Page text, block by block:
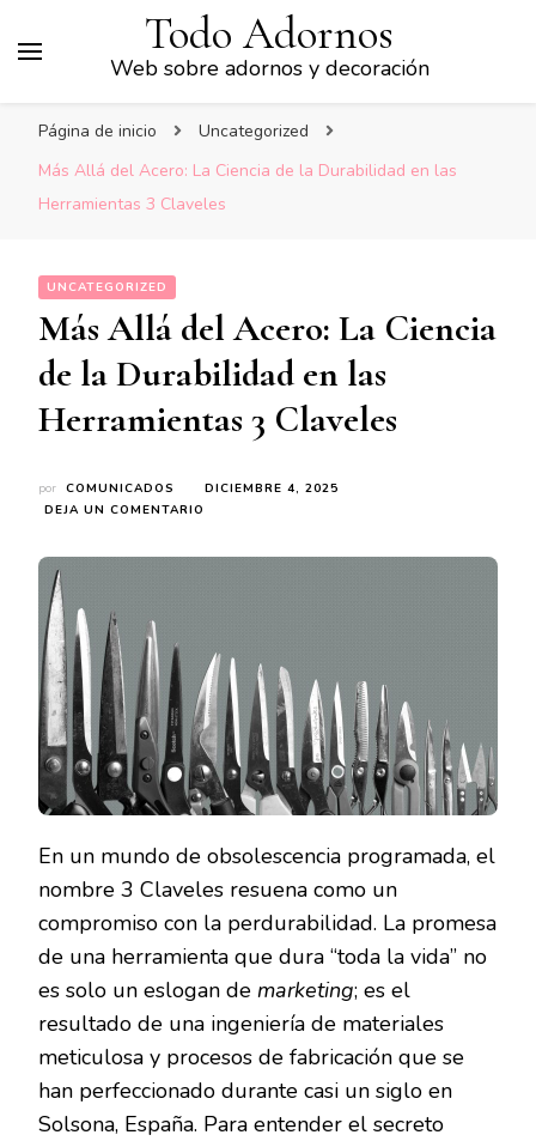
Todo Adornos
Web sobre adornos y decoración
Página de inicio
Uncategorized
Más Allá del Acero: La Ciencia de la Durabilidad en las
Herramientas 3 Claveles
UNCATEGORIZED
Más Allá del Acero: La Ciencia
de la Durabilidad en las
Herramientas 3 Claveles
por COMUNICADOS
DICIEMBRE 4, 2025
DEJA UN COMENTARIO
DE
LA
DURABILIDAD
EN
LAS
HERRAMIENTAS
3
CLAVELES
En un mundo de obsolescencia programada, el
nombre 3 Claveles resuena como un
compromiso con la perdurabilidad. La promesa
de una herramienta que dura “toda la vida” no
es solo un eslogan de marketing; es el
resultado de una ingeniería de materiales
meticulosa y procesos de fabricación que se
han perfeccionado durante casi un siglo en
Solsona, España. Para entender el secreto